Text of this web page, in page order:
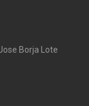
Borja Lote